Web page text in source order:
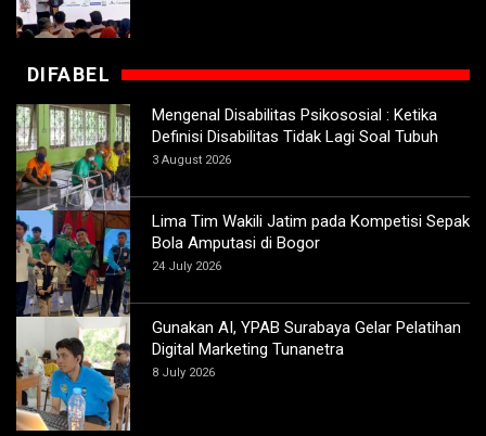
DIFABEL
Mengenal Disabilitas Psikososial : Ketika
Definisi Disabilitas Tidak Lagi Soal Tubuh
3 August 2026
Lima Tim Wakili Jatim pada Kompetisi Sepak
Bola Amputasi di Bogor
24 July 2026
Gunakan AI, YPAB Surabaya Gelar Pelatihan
Digital Marketing Tunanetra
8 July 2026